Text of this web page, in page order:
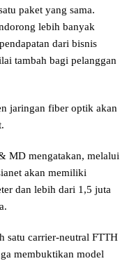
paket yang sama.
lebih banyak
dari bisnis
tambah bagi pelanggan
jaringan fiber optik akan
MD mengatakan, melalui
akan memiliki
dan lebih dari 1,5 juta
satu carrier-neutral FTTH
membuktikan model